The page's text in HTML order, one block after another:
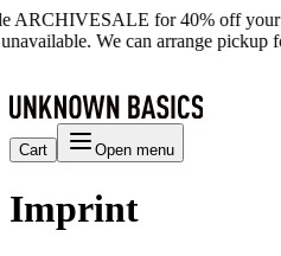
ARCHIVESALE for 40% off your
We can arrange pickup
Cart Open menu
Imprint